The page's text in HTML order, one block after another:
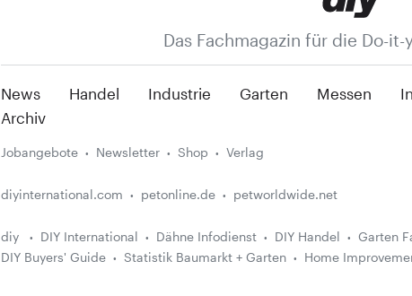
Das Fachmagazin für die Do-
News Handel Industrie Garten Messen
Archiv
Jobangebote Newsletter Shop Verlag
diyinternational.com petonline.de petworldwide.net
diy DIY International Dähne Infodienst DIY Handel Garten
DIY Buyers' Guide
Statistik Baumarkt + Garten Home